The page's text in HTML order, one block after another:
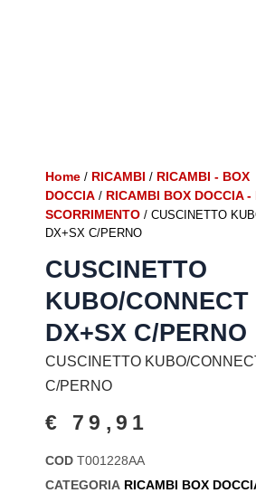
Home / RICAMBI / RICAMBI - BOX
DOCCIA / RICAMBI BOX DOCCIA -
SCORRIMENTO / CUSCINETTO
DX+SX C/PERNO
CUSCINETTO
KUBO/CONNECT
DX+SX C/PERNO
CUSCINETTO KUBO/
C/PERNO
€ 79,91
COD T001228AA
CATEGORIA RICAMBI BOX